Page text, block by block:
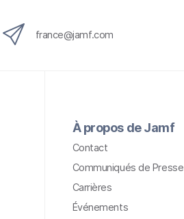
france@jamf.com
À propos de Jamf
Contact
Communiqués de Presse
Carrières
Événements